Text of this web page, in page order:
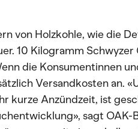
von Holzkohle, wie die
10 Kilogramm Schwyzer
die Konsumentinnen
Versandkosten an.
kurze Anzündzeit, ist
sagt